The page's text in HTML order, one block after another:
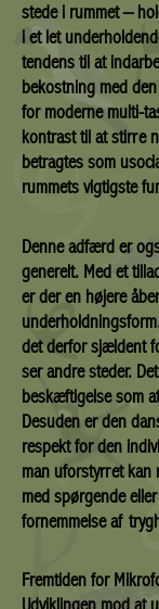
stede i rummet –
i et let
tendens til at
bekostning med
for moderne multi-
kontrast til at stirre
betragtes som
rummets vigtigste
Denne adfærd er
generelt. Med et
er der en højere
det derfor sjældent
ser andre steder.
beskæftigelse som
Desuden er den
respekt for den
man uforstyrret kan
med spørgende
fornemmelse af
Fremtiden for